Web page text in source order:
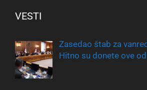
VESTI
Zasedao štab za
Hitno su donete ove